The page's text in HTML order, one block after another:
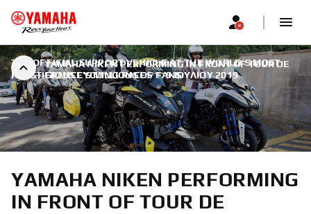
YAMAHA NIKEN PERFORMING IN FRONT OF TOUR DE
FRANCE'S MILLIONS OF FANS
THE OFFICIAL SUPPORT VEHICLE AT THE WORLD'S MOST
PRESTIGIOUS CYCLING RACES | 9 ΙΟΥΛΊΟΥ 2019
YAMAHA NIKEN PERFORMING
IN FRONT OF TOUR DE